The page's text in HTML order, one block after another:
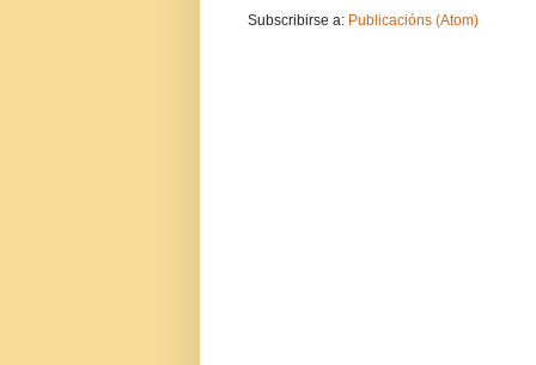
Subscribirse a: Publicacións (Atom)